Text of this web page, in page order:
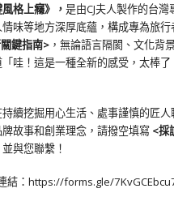
格上癮》 ， 是由CJ夫人製作的台
味等地方深厚底蘊，構成專為旅
鍵指南> ，無論語言隔閡、文化背
哇！這是一種全新的感受，太棒
續挖掘用心生活、處事謹慎的匠
故事和創業理念，請撥空填寫 <採
與您聯繫！
結： https://forms.gle/